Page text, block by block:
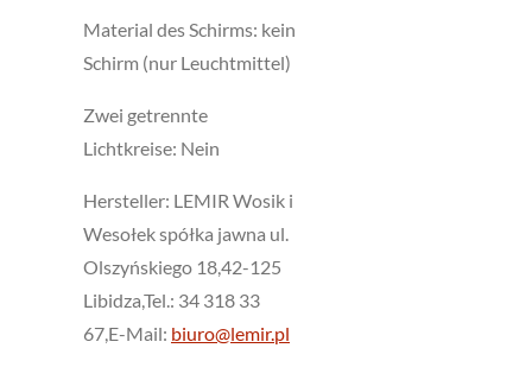
Material des Schirms: kein
Schirm (nur Leuchtmittel)
Zwei getrennte
Lichtkreise: Nein
Hersteller: LEMIR Wosik i
Wesołek spółka jawna ul.
Olszyńskiego 18,42-125
Libidza,Tel.: 34 318 33
67,E-Mail: biuro@lemir.pl